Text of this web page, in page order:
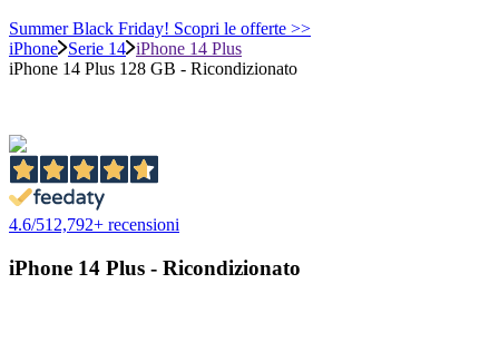
Summer Black Friday! Scopri le offerte >>
iPhone Serie 14 iPhone 14 Plus
iPhone 14 Plus 128 GB - Ricondizionato
4.6/512,792+ recensioni
iPhone 14 Plus - Ricondizionato